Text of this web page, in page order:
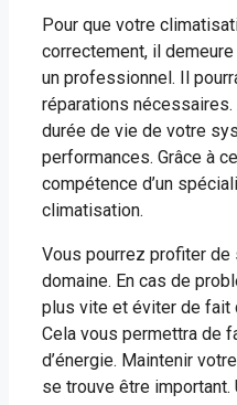
Pour que votre
correctement, il
un professionnel. Il
réparations
durée de vie de votre
performances. Grâce à
compétence d’un
climatisation.
Vous pourrez profiter
domaine. En cas de
plus vite et éviter de fait
Cela vous permettra de
d’énergie. Maintenir
se trouve être important.